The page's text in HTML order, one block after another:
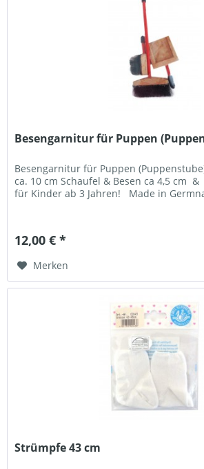
Besengarnitur für Puppen
Besengarnitur für Puppen
ca. 10 cm Schaufel & Besen ca 4,5 cm
für Kinder ab 3 Jahren! Made in
12,00 € *
Merken
Strümpfe 43 cm